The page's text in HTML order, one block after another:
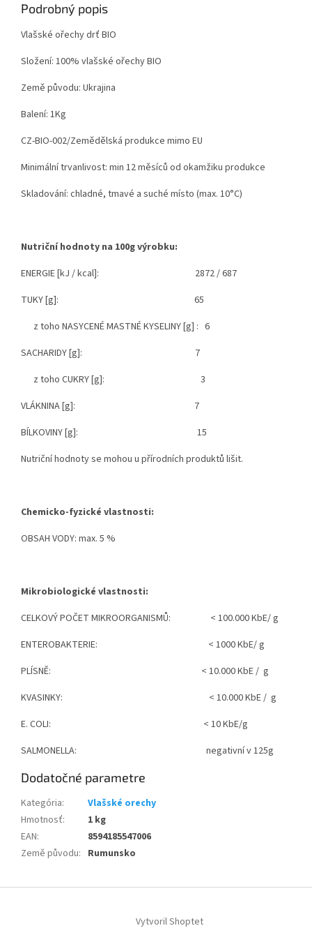
Podrobný popis
Vlašské ořechy drť BIO
Složení: 100% vlašské ořechy BIO
Země původu: Ukrajina
Balení: 1Kg
CZ-BIO-002/Zemědělská produkce mimo EU
Minimální trvanlivost: min 12 měsíců od okamžiku produkce
Skladování: chladné, tmavé a suché místo (max. 10°C)
Nutriční hodnoty na 100g výrobku:
ENERGIE[kJ / kcal]: 2872 / 687
TUKY [g]: 65
z toho NASYCENÉ MASTNÉ KYSELINY [g] : 6
SACHARIDY [g]: 7
z toho CUKRY [g]: 3
VLÁKNINA [g]: 7
BÍLKOVINY [g]: 15
Nutriční hodnoty se mohou u přírodních produktů lišit.
Chemicko-fyzické vlastnosti:
OBSAH VODY: max. 5 %
Mikrobiologické vlastnosti:
CELKOVÝ POČET MIKROORGANISMŮ: < 100.000 KbE/g
ENTEROBAKTERIE: < 1000 KbE/ g
PLÍSNĚ: < 10.000 KbE / g
KVASINKY: < 10.000 KbE / g
E. COLI: < 10 KbE/g
SALMONELLA: negativní v 125g
Dodatočné parametre
Kategória:
Vlašské orechy
Hmotnosť:
1 kg
EAN:
8594185547006
Země původu: Rumunsko
Vytvoril Shoptet